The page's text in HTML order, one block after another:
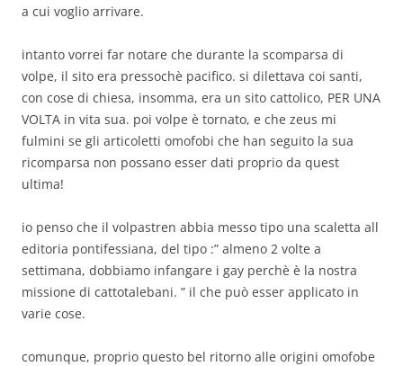
a cui voglio arrivare.
intanto vorrei far notare che durante la scomparsa di
volpe, il sito era pressochè pacifico. si dilettava coi santi,
con cose di chiesa, insomma, era un sito cattolico, PER UNA
VOLTA in vita sua. poi volpe è tornato, e che zeus mi
fulmini se gli articoletti omofobi che han seguito la sua
ricomparsa non possano esser dati proprio da quest
ultima!
io penso che il volpastren abbia messo tipo una scaletta all
editoria pontifessiana, del tipo :” almeno 2 volte a
settimana, dobbiamo infangare i gay perchè è la nostra
missione di cattotalebani. ” il che può esser applicato in
varie cose.
comunque, proprio questo bel ritorno alle origini omofobe